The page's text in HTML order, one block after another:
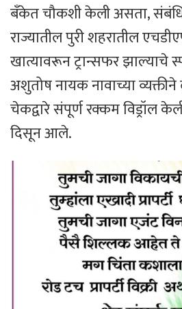
बँकेत चौकशी केली असता,
राज्यातील पुरी शहरातील
खात्यावरून ट्रान्सफर झाल्याचे
अशुतोष नायक नावाच्या व्यक्तीने
चेकद्वारे संपूर्ण रक्कम विड्रॉल
दिसून आले.